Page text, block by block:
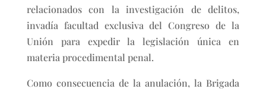
relacionados con la investigación de delitos,
invadía facultad exclusiva del Congreso de la
Unión para expedir la legislación única en
materia procedimental penal.
Como consecuencia de la anulación, la Brigada